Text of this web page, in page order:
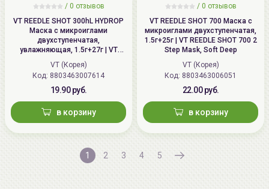
/ 0 отзывов
VT REEDLE SHOT 300hL HYDROP
Маска с микроиглами
двухступенчатая,
увлажняющая, 1.5г+27г | VT
HYDROP REEDLE SHOT 300hL 2
Step Hydrating Mask
VT (Корея)
Код: 8803463007614
19.90 руб.
в корзину
/ 0 отзывов
VT REEDLE SHOT 700 Маска с
микроиглами двухступенчатая,
1.5г+25г | VT REEDLE SHOT 700 2
Step Mask, Soft Deep
VT (Корея)
Код: 8803463006051
22.00 руб.
в корзину
1 2 3 4 5